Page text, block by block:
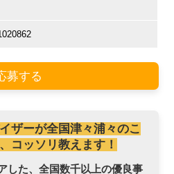
募する
ザーが全国津々浦々のこ
コッソリ教えます！
した、全国数千以上の優良事